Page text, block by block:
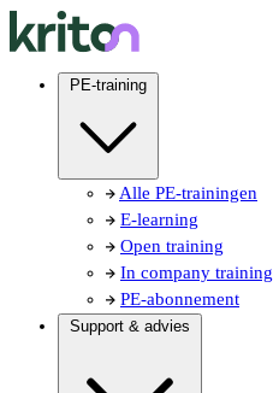
PE-training
Alle PE-trainingen
E-learning
Open training
In company training
PE-abonnement
Support & advies